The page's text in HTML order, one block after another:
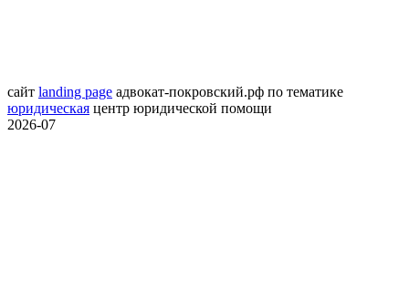
сайт landing page адвокат-покровский.рф по тематике
юридическая центр юридической помощи
2026-07